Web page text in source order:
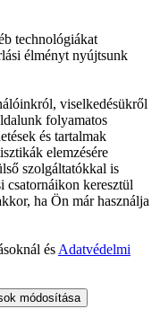
technológiákat
élményt nyújtsunk
viselkedésükről
folyamatos
és tartalmak
elemzésére
szolgáltatókkal is
csatornáikon keresztül
ha Ön már használja
és Adatvédelmi
módosítása